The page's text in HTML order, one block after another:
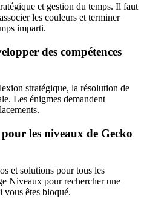
et gestion du temps. Il faut
les couleurs et terminer
imparti.
des compétences
stratégique, la résolution de
Les énigmes demandent
les niveaux de Gecko
et solutions pour tous les
Niveaux pour rechercher une
êtes bloqué.